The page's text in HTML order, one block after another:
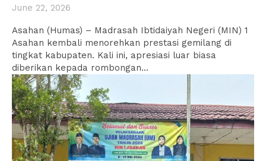
June 22, 2026
Asahan (Humas) – Madrasah Ibtidaiyah Negeri (MIN) 1
Asahan kembali menorehkan prestasi gemilang di
tingkat kabupaten. Kali ini, apresiasi luar biasa
diberikan kepada rombongan...